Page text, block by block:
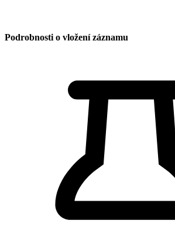
Podrobnosti o vložení záznamu